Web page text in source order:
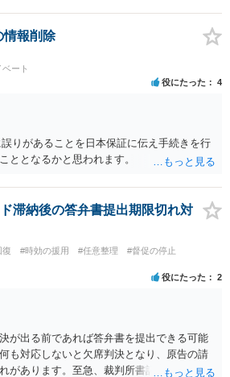
われます。
情報削除
ート
役にたった 4
りがあることを日本保証に伝え手続きを行
ととなるかと思われます。
滞納後の答弁書提出期限切れ対
復 #時効の援用 #任意整理
#督促の停止
役にたった 2
が出る前であれば答弁書を提出できる可能
も対応しないと欠席判決となり、原告の請
があります。至急、裁判所書記官に連絡し